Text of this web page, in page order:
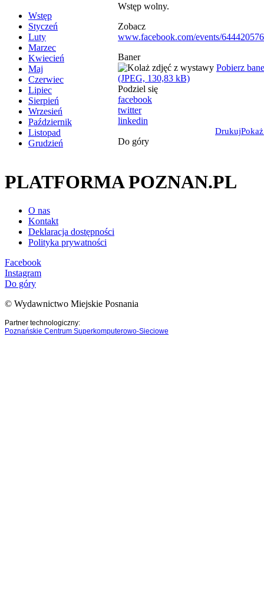
Wstęp
Styczeń
Luty
Marzec
Kwiecień
Maj
Czerwiec
Lipiec
Sierpień
Wrzesień
Październik
Listopad
Grudzień
Wstęp wolny.
Zobacz
www.facebook.com/events/
Baner
Pobierz
(JPEG, 130,83 kB)
Podziel się
facebook
twitter
linkedin
Drukuj
Do góry
PLATFORMA POZNAN.PL
O nas
Kontakt
Deklaracja dostępności
Polityka prywatności
Facebook
Instagram
Do góry
© Wydawnictwo Miejskie Posnania
Partner technologiczny:
Poznańskie Centrum Superkomputerowo-Sieciowe